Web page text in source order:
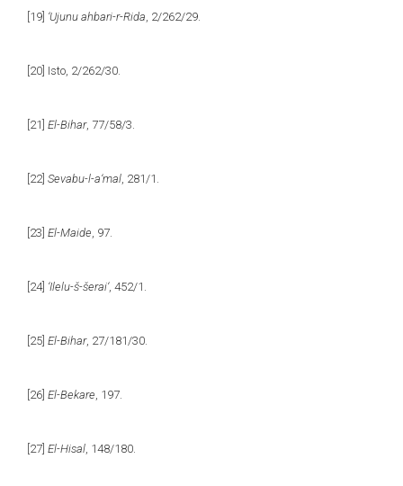
[19] ‘Ujunu ahbari-r-Rida , 2/262/29.
[20] Isto, 2/262/30.
[21] El-Bihar, 77/58/3.
[22] Sevabu-l-a‘mal , 281/1.
[23] El-Maide , 97.
[24] ‘Ilelu-š-šerai‘, 452/1.
[25] El-Bihar, 27/181/30.
[26] El-Bekare , 197.
[27] El-Hisal , 148/180.